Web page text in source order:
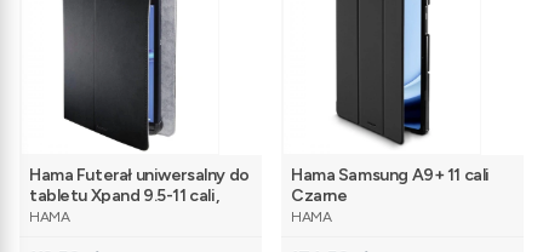
Hama Futerał uniwersalny do
tabletu Xpand 9.5-11 cali,
czarny
PRODUCENT
HAMA
Hama Samsung A9+ 11 cali
Czarne
PRODUCENT
HAMA